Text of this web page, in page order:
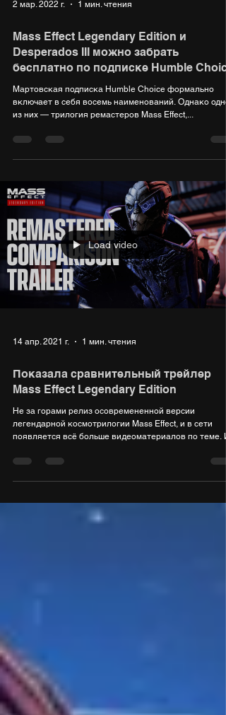
2 мар. 2022 г. 1 мин. чтения
Mass Effect Legendary Edition и
Desperados III можно забрать
бесплатно по подписке Humble
Мартовская подписка Humble Choice формально
из них — трилогия ремастеров Mass Effect,...
Load video
Показала сравнительный трейлер
Mass Effect Legendary Edition
Не за горами релиз осовремененной версии
появляется всё больше видеоматериалов по теме.